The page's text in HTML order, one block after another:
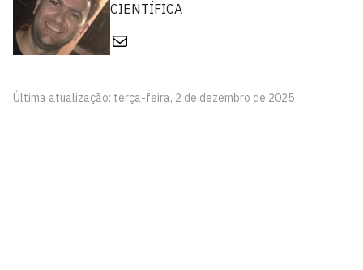
CIENTÍFICA
E-mail
Última atualização: terça-feira, 2 de dezembro de 2025